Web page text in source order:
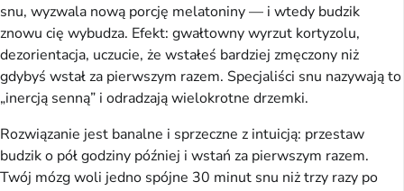
snu, wyzwala nową porcję melatoniny — i wtedy budzik
znowu cię wybudza. Efekt: gwałtowny wyrzut kortyzolu,
dezorientacja, uczucie, że wstałeś bardziej zmęczony niż
gdybyś wstał za pierwszym razem. Specjaliści snu nazywają to
„inercją senną” i odradzają wielokrotne drzemki.
Rozwiązanie jest banalne i sprzeczne z intuicją: przestaw
budzik o pół godziny później i wstań za pierwszym razem.
Twój mózg woli jedno spójne 30 minut snu niż trzy razy po